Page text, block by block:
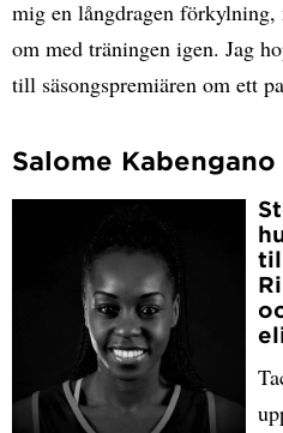
mig en långdragen
om med träningen igen. Jag
till säsongspremiären om ett
Salome